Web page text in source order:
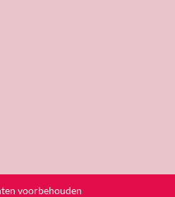
voorbehouden